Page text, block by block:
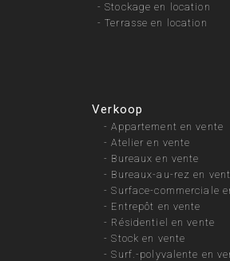
-Stockage en location
-Terrasse en location
Verkoop
-Appartement en vente
-Atelier en vente
- Bureaux en vente
- Bureaux-au-rez en
-Surface-commerciale
- Entrepôt en vente
- Résidentiel en vente
-Stock en vente
-Surf.-polyvalente en